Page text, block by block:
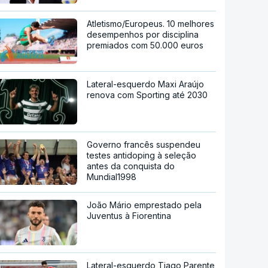
Atletismo/Europeus. 10 melhores
desempenhos por disciplina
premiados com 50.000 euros
Lateral-esquerdo Maxi Araújo
renova com Sporting até 2030
Governo francês suspendeu
testes antidoping à seleção
antes da conquista do
Mundial1998
João Mário emprestado pela
Juventus à Fiorentina
Lateral-esquerdo Tiago Parente